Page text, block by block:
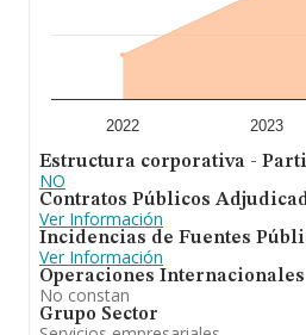
2022 2023
Estructura corporativa -
NO
Contratos Públicos
Ver Información
Incidencias de Fuentes
Ver Información
Operaciones Internacionales
No constan
Grupo Sector